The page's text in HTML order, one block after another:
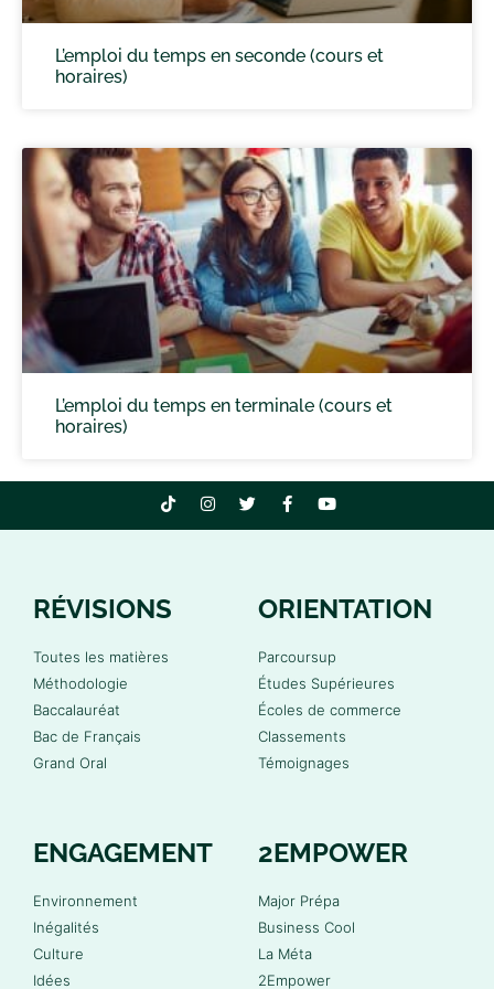
L’emploi du temps en seconde (cours et
horaires)
L’emploi du temps en terminale (cours et
horaires)
RÉVISIONS
Toutes les matières
Méthodologie
Baccalauréat
Bac de Français
Grand Oral
ORIENTATION
Parcoursup
Études Supérieures
Écoles de commerce
Classements
Témoignages
ENGAGEMENT
Environnement
Inégalités
Culture
Idées
2EMPOWER
Major Prépa
Business Cool
La Méta
2Empower